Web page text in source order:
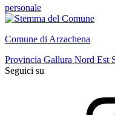
personale
Comune di Arzachena
Provincia Gallura Nord Est
Seguici su